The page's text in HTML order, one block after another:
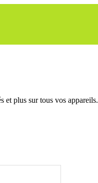
et plus sur tous vos appareils.